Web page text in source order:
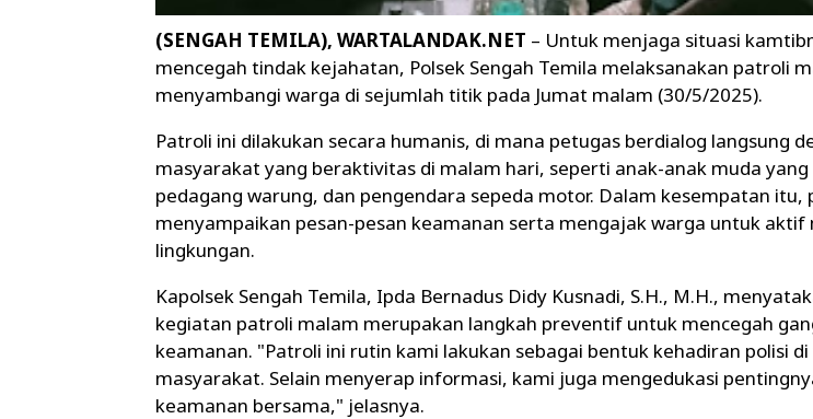
(SENGAH TEMILA), WARTALANDAK.NET – Untuk menjaga situasi
mencegah tindak kejahatan, Polsek Sengah Temila melaksanakan patroli
menyambangi warga di sejumlah titik pada Jumat malam (30/5/2025).
Patroli ini dilakukan secara humanis, di mana petugas berdialog langsung
masyarakat yang beraktivitas di malam hari, seperti anak-anak muda
pedagang warung, dan pengendara sepeda motor. Dalam kesempatan itu,
menyampaikan pesan-pesan keamanan serta mengajak warga untuk aktif
lingkungan.
Kapolsek Sengah Temila, Ipda Bernadus Didy Kusnadi, S.H., M.H.,
kegiatan patroli malam merupakan langkah preventif untuk mencegah
keamanan. "Patroli ini rutin kami lakukan sebagai bentuk kehadiran polisi
masyarakat. Selain menyerap informasi, kami juga mengedukasi
keamanan bersama," jelasnya.